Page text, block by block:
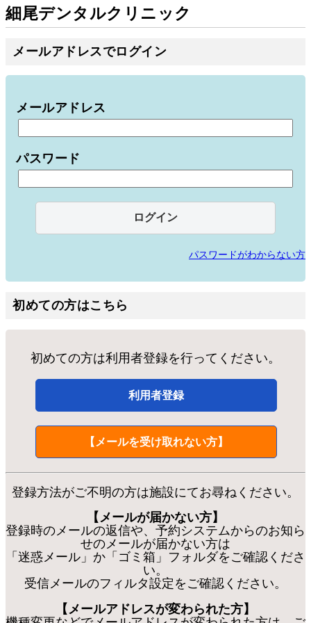
細尾デンタルクリニック
メールアドレスでログイン
メールアドレス
パスワード
パスワードがわからない方
初めての方はこちら
初めての方は利用者登録を行ってください。
利用者登録
【メールを受け取れない方】
登録方法がご不明の方は施設にてお尋ねください。
【メールが届かない方】
登録時のメールの返信や、予約システムからのお知ら
せのメールが届かない方は
「迷惑メール」か「ゴミ箱」フォルダをご確認くださ
い。
受信メールのフィルタ設定をご確認ください。
【メールアドレスが変わられた方】